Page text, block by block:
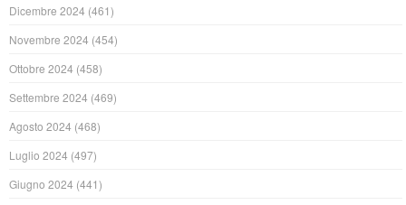
Dicembre 2024 (461)
Novembre 2024 (454)
Ottobre 2024 (458)
Settembre 2024 (469)
Agosto 2024 (468)
Luglio 2024 (497)
Giugno 2024 (441)